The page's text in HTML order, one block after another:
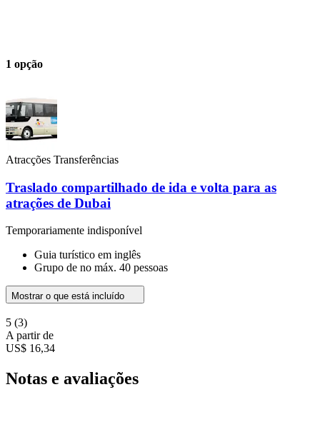
1 opção
Atracções Transferências
Traslado compartilhado de ida e volta para as
atrações de Dubai
Temporariamente indisponível
Guia turístico em inglês
Grupo de no máx. 40 pessoas
Mostrar o que está incluído
5 (3)
A partir de
US$ 16,34
Notas e avaliações